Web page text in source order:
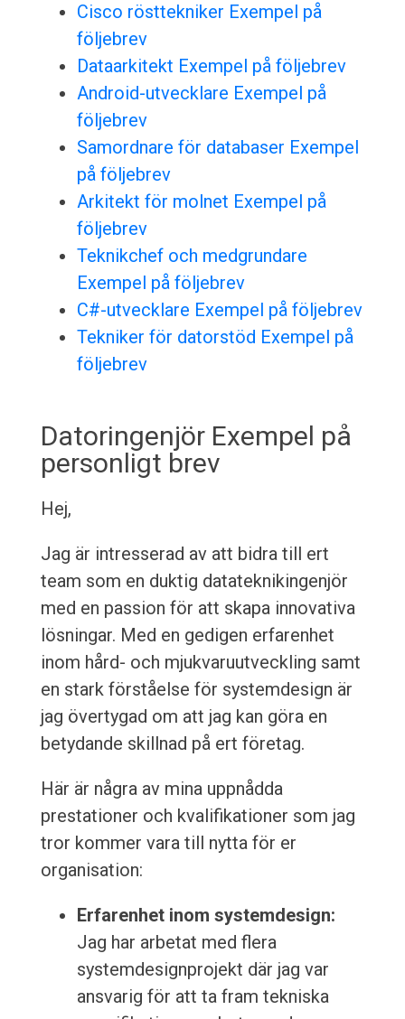
Cisco rösttekniker Exempel på
följebrev
Dataarkitekt Exempel på följebrev
Android-utvecklare Exempel på
följebrev
Samordnare för databaser Exempel
på följebrev
Arkitekt för molnet Exempel på
följebrev
Teknikchef och medgrundare
Exempel på följebrev
C#-utvecklare Exempel på följebrev
Tekniker för datorstöd Exempel på
följebrev
Datoringenjör Exempel på
personligt brev
Hej,
Jag är intresserad av att bidra till ert
team som en duktig datateknikingenjör
med en passion för att skapa innovativa
lösningar. Med en gedigen erfarenhet
inom hård- och mjukvaruutveckling samt
en stark förståelse för systemdesign är
jag övertygad om att jag kan göra en
betydande skillnad på ert företag.
Här är några av mina uppnådda
prestationer och kvalifikationer som jag
tror kommer vara till nytta för er
organisation:
Erfarenhet inom systemdesign:
Jag har arbetat med flera
systemdesignprojekt där jag var
ansvarig för att ta fram tekniska